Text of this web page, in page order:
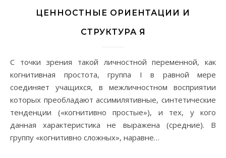
ЦЕННОСТНЫЕ ОРИЕНТАЦИИ И
СТРУКТУРА Я
С точки зрения такой личностной переменной, как
когнитивная простота, группа I в равной мере
соединяет учащихся, в межличностном восприятии
которых преобладают ассимилятивные, синтетические
тенденции («когнитивно простые»), и тех, у кого
данная характеристика не выражена (средние). В
группу «когнитивно сложных», наравне…